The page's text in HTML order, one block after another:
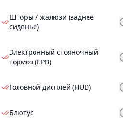
Шторы / жалюзи (заднее
сиденье)
Электронный стояночный
тормоз (EPB)
Головной дисплей (HUD)
Блютус